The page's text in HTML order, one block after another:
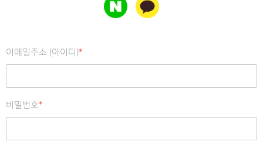
이메일주소 (아이디)*
비밀번호*